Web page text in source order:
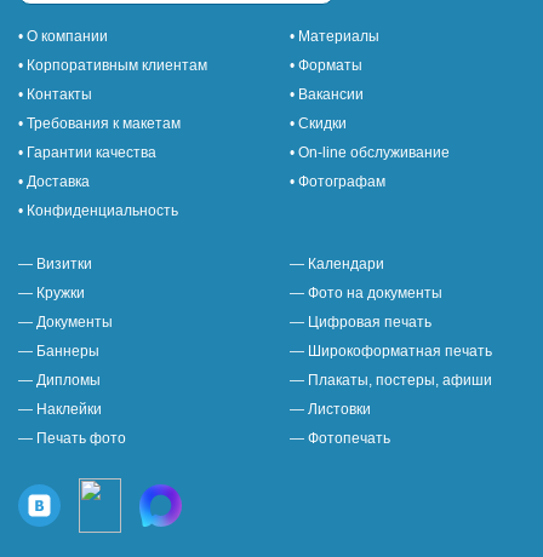
• О компании
• Материалы
• Корпоративным клиентам
• Форматы
• Контакты
• Вакансии
• Требования к макетам
• Скидки
• Гарантии качества
• On-line обслуживание
• Доставка
• Фотографам
• Конфиденциальность
— Визитки
— Календари
— Кружки
— Фото на документы
— Документы
— Цифровая печать
— Баннеры
— Широкоформатная печать
— Дипломы
— Плакаты, постеры, афиши
— Наклейки
— Листовки
— Печать фото
— Фотопечать